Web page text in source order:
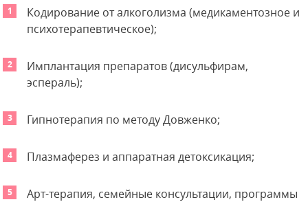
Кодирование от алкоголизма (медикаментозное и
психотерапевтическое);
Имплантация препаратов (дисульфирам,
эспераль);
Гипнотерапия по методу Довженко;
Плазмаферез и аппаратная детоксикация;
Арт-терапия, семейные консультации, программы